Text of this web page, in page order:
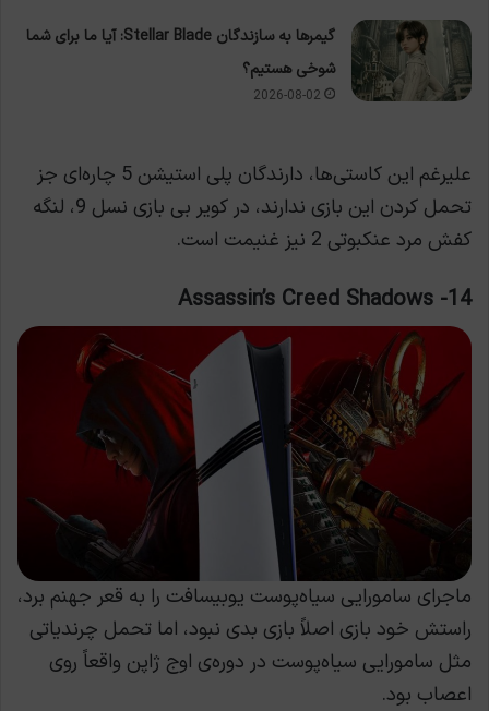
گیمرها به سازندگان Stellar Blade: آیا ما برای شما
شوخی هستیم؟
2026-08-02
علیرغم این کاستی‌ها، دارندگان پلی استیشن 5 چاره‌ای جز
تحمل کردن این بازی ندارند، در کویر بی بازی نسل 9، لنگه
کفش مرد عنکبوتی 2 نیز غنیمت است.
14- Assassin’s Creed Shadows
ماجرای سامورایی سیاه‌پوست یوبیسافت را به قعر جهنم برد،
راستش خود بازی اصلاً بازی بدی نبود، اما تحمل چرندیاتی
مثل سامورایی سیاه‌پوست در دوره‌ی اوج ژاپن واقعاً روی
اعصاب بود.